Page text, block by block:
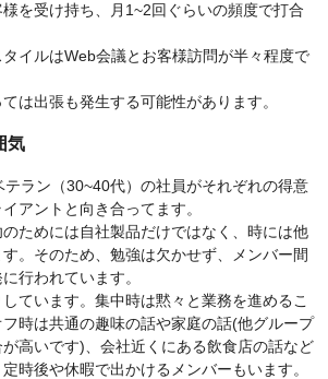
を受け持ち、月1~2回ぐらいの頻度で打合
イルはWeb会議とお客様訪問が半々程度で
は出張も発生する可能性があります。
気
ラン（30~40代）の社員がそれぞれの得意
アントと向き合ってます。
ためには自社製品だけではなく、時には他
。そのため、勉強は欠かせず、メンバー間
行われています。
ています。集中時は黙々と業務を進めるこ
時は共通の趣味の話や家庭の話(他グループ
高いです)、会社近くにある飲食店の話など
時後や休暇で出かけるメンバーもいます。